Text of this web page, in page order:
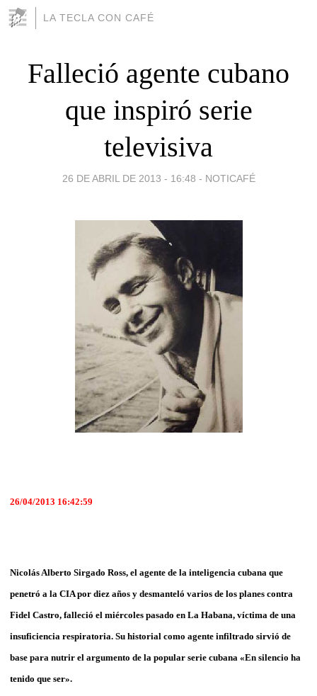
LA TECLA CON CAFÉ
Falleció agente cubano
que inspiró serie
televisiva
26 DE ABRIL DE 2013 - 16:48 - NOTICAFÉ
26/04/2013 16:42:59
Nicolás Alberto Sirgado Ross, el agente de la inteligencia cubana que
penetró a la CIA por diez años y desmanteló varios de los planes contra
Fidel Castro, falleció el miércoles pasado en La Habana, víctima de una
insuficiencia respiratoria. Su historial como agente infiltrado sirvió de
base para nutrir el argumento de la popular serie cubana «En silencio ha
tenido que ser».